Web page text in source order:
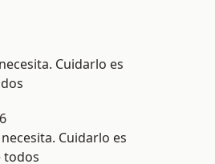
Cuidarlo es
todos